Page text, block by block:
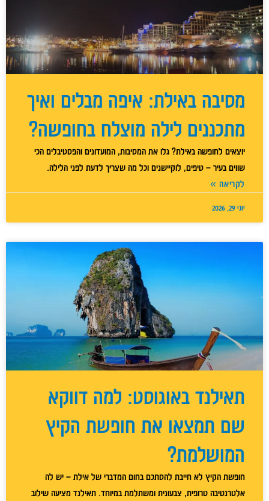
מסיבה באילת: איפה מבלים ואיך
מתכננים לילה מוצלח בחופשה?
יוצאים לחופשה באילת? גלו את המסיבות, המועדונים והפסטיבלים הכי
שווים בעיר – טיפים, לוקיישנים וכל מה שצריך לדעת לפני הלילה.
לקריאה »
יוני 29, 2026
תאילנד באוגוסט: למה דווקא
שם תמצאו את חופשת הקיץ
המושלמת?
חופשת הקיץ לא חייבת להסתכם בחום המדברי של אילת – יש לה
אלטרנטיבה טרופית, צבעונית ומשתלמת במיוחד. תאילנד מציעה שילוב